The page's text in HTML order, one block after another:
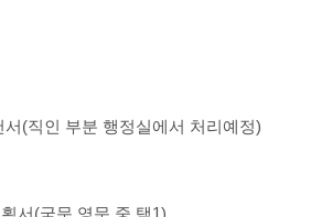
(직인 부분 행정실에서 처리예정)